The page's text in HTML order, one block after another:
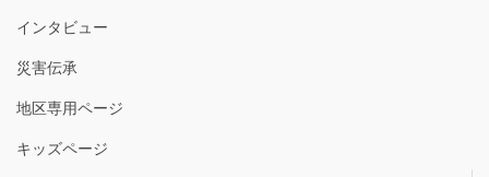
インタビュー
災害伝承
地区専用ページ
キッズページ